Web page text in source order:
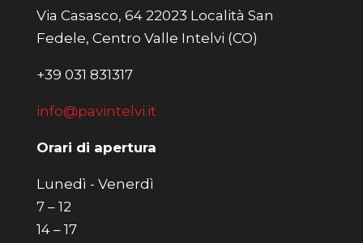
Via Casasco, 64 22023 Località San
Fedele, Centro Valle Intelvi (CO)
+39 031 831317
info@pavintelvi.it
Orari di apertura
Lunedì - Venerdì
7 – 12
14 – 17